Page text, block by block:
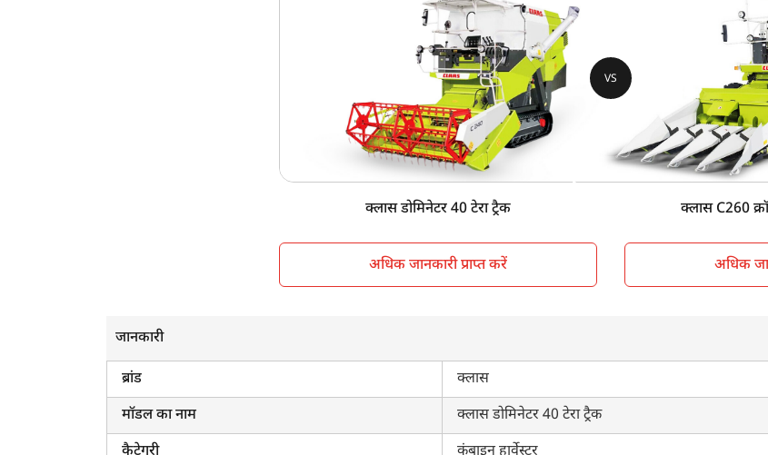
क्लास डोमिनेटर 40 टेरा ट्रैक
बहु फसल
76 HP
Sunshade
Track type
5000 KG, 600 KG (Front Attachment)
VS
क्लास डोमिनेटर 40 टेरा ट्रैक
अधिक जानकारी प्राप्त करें
क्लास C260
अधिक
जानकारी
ब्रांड क्लास
मॉडल का नाम
क्लास डोमिनेटर 40 टेरा ट्रैक